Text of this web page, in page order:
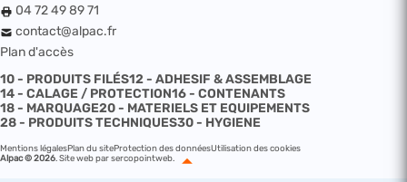
04 72 49 89 71
contact@alpac.fr
Plan d'accès
10 - PRODUITS FILÉS12 - ADHESIF & ASSEMBLAGE
14 - CALAGE / PROTECTION16 - CONTENANTS
18 - MARQUAGE20 - MATERIELS ET EQUIPEMENTS
28 - PRODUITS TECHNIQUES30 - HYGIENE
Mentions légalesPlan du siteProtection des donnéesUtilisation des cookies
Alpac © 2026 Site web par sercopointweb